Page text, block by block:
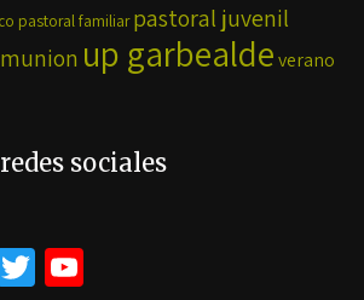
pastoral familiar pastoral juvenil
up garbealdeverano
sociales
T